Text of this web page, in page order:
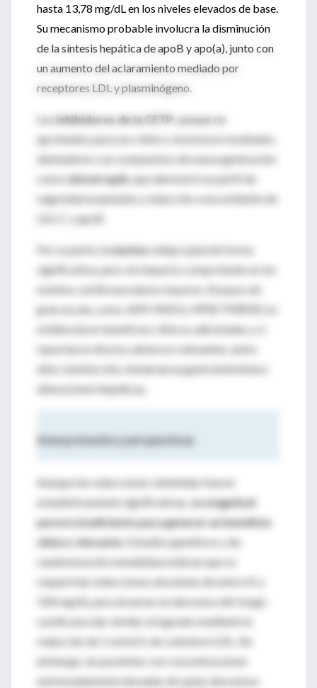
hasta 13,78 mg/dL en los niveles elevados de base.
Su mecanismo probable involucra la disminución
de la síntesis hepática de apoB y apo(a), junto con
un aumento del aclaramiento mediado por
receptores LDL y plasminógeno.
Losinhibidores de la CETP , aunque no
aprobados para uso clínico, mostraron resultados
alentadores con compuestos de nueva generación
comoobicetrapib, que demostró un perfil de
seguridad aceptable y reducción concomitante de
LDL-C y apoB.
Por su parte, laniacinaredujo Lp(a) de forma
significativa, pero sin impacto comprobado en los
eventos cardiovasculares mayores. Ensayos de
gran escala, como
AIM-HIGH HPS2-THRIVE
, no
evidenciaron beneficios clínicos adicionales y sí
reportaron efectos adversos relevantes, entre
ellos rubefacción, intolerancia gastrointestinal y
alteraciones hepáticas.
Interpretación y perspectivas
Aunque las reducciones obtenidas fueron
estadísticamente significativas, su magnitud
parece insuficiente para generar un beneficio
clínico relevante . Estudios genéticos y de
randomización mendeliana indican que se
requerirían reducciones absolutas de entre 65 y
100 mg/dL para alcanzar un descenso del riesgo
cardiovascular similar al logrado mediante la
reducción de 1 mmol/L de colesterol LDL. Sin
embargo, en pacientes con concentraciones
extremadamente elevadas de Lp(a), descensos